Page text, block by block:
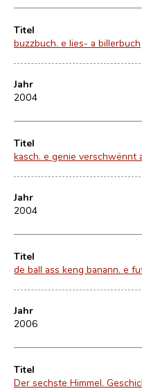
Titel
buzzbuch. e lies- a billerbuch
Jahr
2004
Titel
kasch. e genie verschwënnt
Jahr
2004
Titel
de ball ass keng banann. e
Jahr
2006
Titel
Der sechste Himmel.